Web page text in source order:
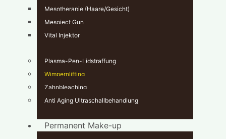
Mesotherapie (Haare/Gesicht)
Mesoject Gun
Vital Injektor
Plasma-Pen-Lidstraffung
Wimpernlifting
Zahnbleaching
Anti Aging Ultraschallbehandlung
Permanent Make-up